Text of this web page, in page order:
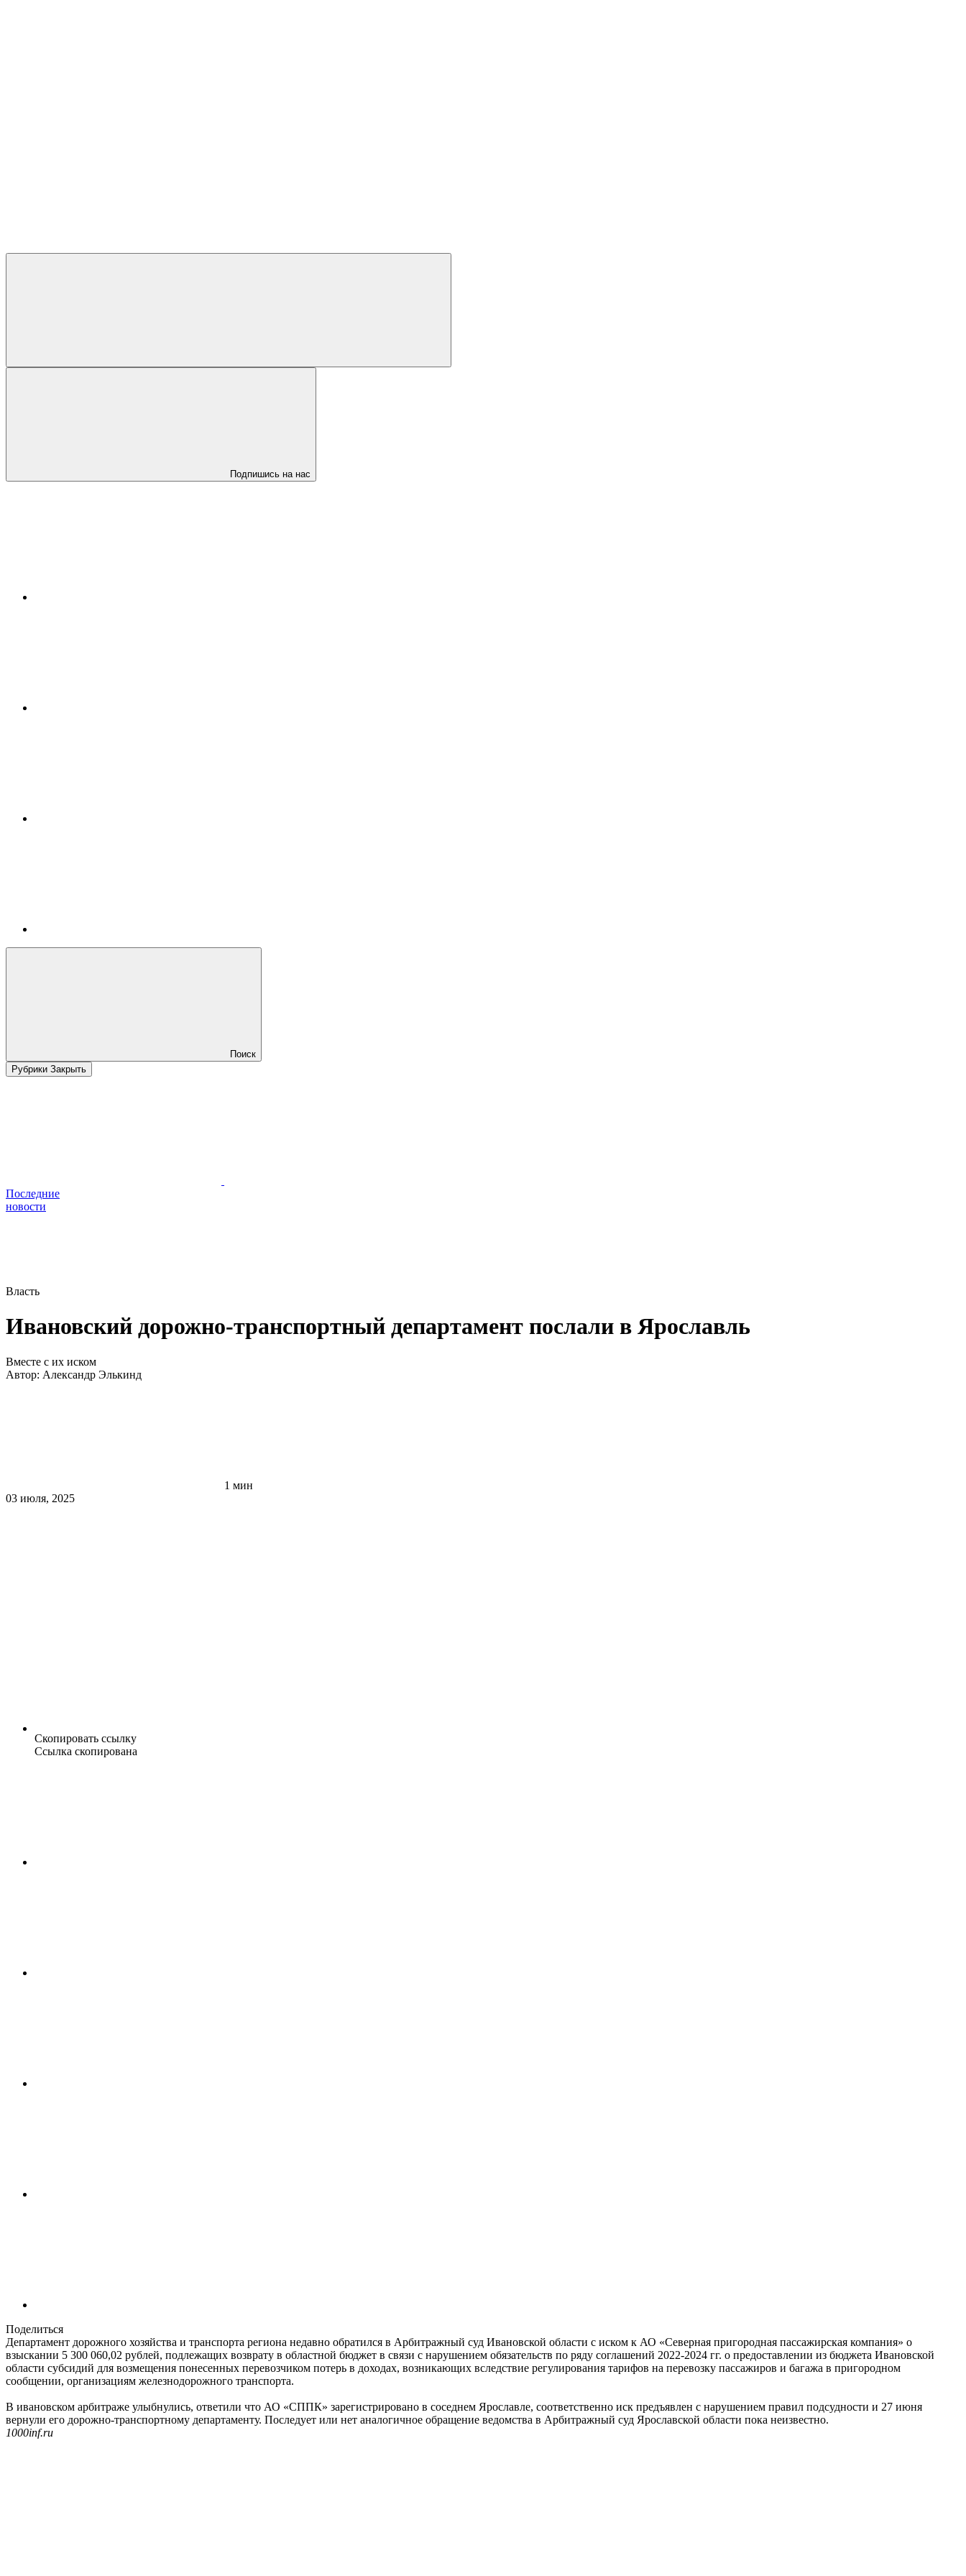
Подпишись на нас
Поиск
Рубрики Закрыть
Последние
новости
Власть
Ивановский дорожно-транспортный департамент послали в Ярославль
Вместе с их иском
Автор: Александр Элькинд
1 мин
03 июля, 2025
Скопировать ссылку
Ссылка скопирована
Поделиться
Департамент дорожного хозяйства и транспорта региона недавно обратился в Арбитражный суд Ивановской области с иском к АО «Северная пригородная пассажирская компания» о
взыскании 5 300 060,02 рублей, подлежащих возврату в областной бюджет в связи с нарушением обязательств по ряду соглашений 2022-2024 гг. о предоставлении из бюджета Ивановской
области субсидий для возмещения понесенных перевозчиком потерь в доходах, возникающих вследствие регулирования тарифов на перевозку пассажиров и багажа в пригородном
сообщении, организациям железнодорожного транспорта.
В ивановском арбитраже улыбнулись, ответили что АО «СППК» зарегистрировано в соседнем Ярославле, соответственно иск предъявлен с нарушением правил подсудности и 27 июня
вернули его дорожно-транспортному департаменту. Последует или нет аналогичное обращение ведомства в Арбитражный суд Ярославской области пока неизвестно.
1000inf.ru